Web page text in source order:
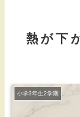
熱が下
小学3年生2学期